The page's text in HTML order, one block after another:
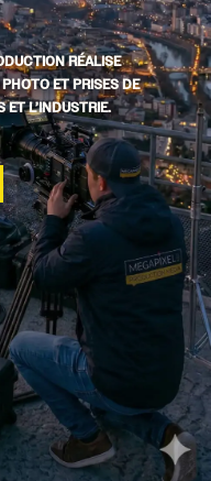
RÉALISE
ET PRISES DE
ET L’INDUSTRIE.